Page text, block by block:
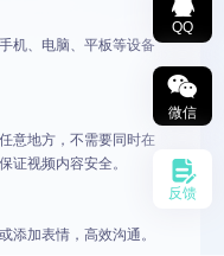
机、电脑、平板等设备
意地方，不需要同时在
证视频内容安全。
添加表情，高效沟通。
QQ
微信
反馈